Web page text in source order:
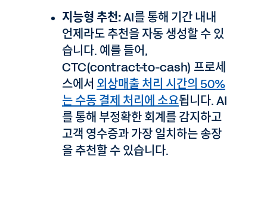
지능형 추천:AI를 통해 기간 내내
언제라도 추천을 자동 생성할 수 있
습니다. 예를 들어,
CTC(contract-to-cash) 프로세
스에서 외상매출 처리 시간의 50%
는 수동 결제 처리에 소요됩니다. AI
를 통해 부정확한 회계를 감지하고
고객 영수증과 가장 일치하는 송장
을 추천할 수 있습니다.